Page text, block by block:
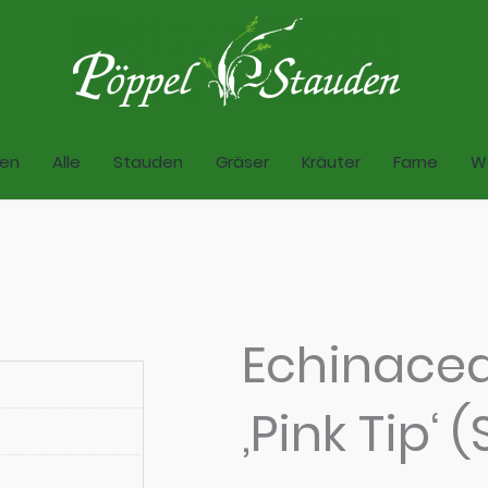
Alle Stauden Gräser Kräuter Farne
‚Pink Tip‘